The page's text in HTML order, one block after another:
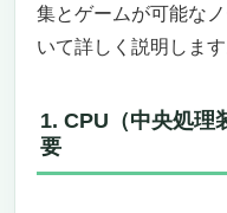
32GBメモリ
14インチのフ
軽量かつ高い
豊富なポート
集とゲームが可能な
いて詳しく説明します
1. CPU（中央処理
要